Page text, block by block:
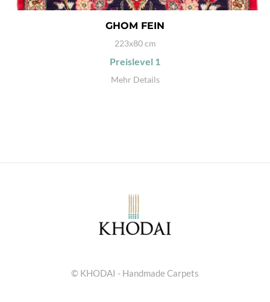
GHOM FEIN
223x80 cm
Preislevel 1
Mehr Details
© KHODAI - Handmade Carpets